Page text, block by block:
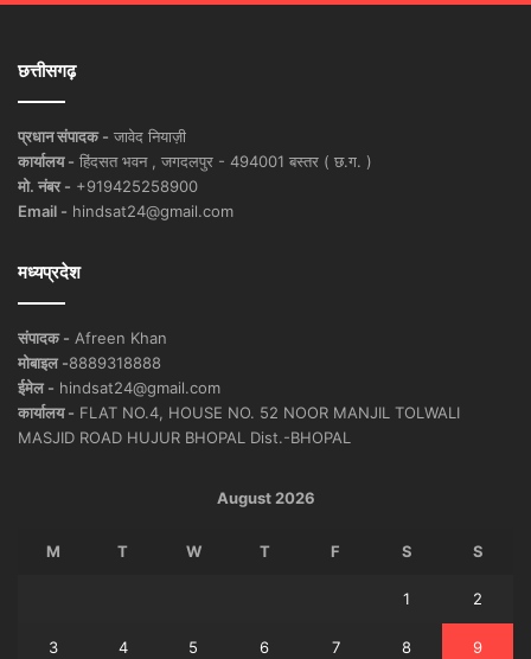
छत्तीसगढ़
प्रधान संपादक - जावेद नियाज़ी
कार्यालय - हिंदसत भवन , जगदलपुर - 494001 बस्तर ( छ.ग. )
मो. नंबर - +919425258900
Email - hindsat24@gmail.com
मध्यप्रदेश
संपादक - Afreen Khan
मोबाइल -8889318888
ईमेल - hindsat24@gmail.com
कार्यालय - FLAT NO.4, HOUSE NO. 52 NOOR MANJIL TOLWALI
MASJID ROAD HUJUR BHOPAL Dist.-BHOPAL
August 2026
M T W T F S S
1 2
3 4 5 6 7 8 9